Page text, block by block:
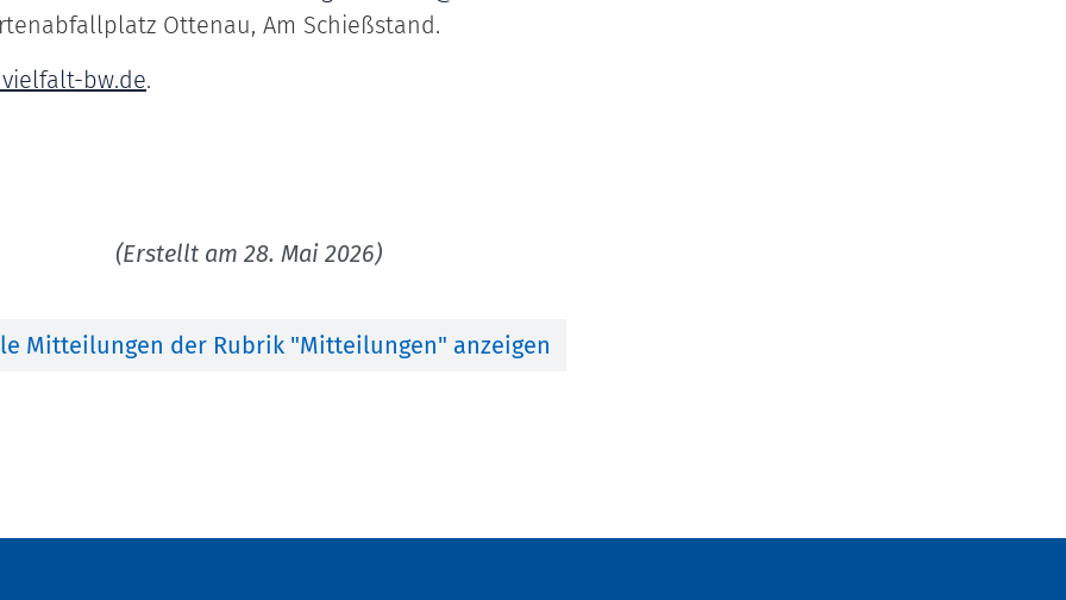
Ottenau, Am Schießstand.
bw.de.
(Erstellt am 28. Mai 2026)
Mitteilungen der Rubrik "Mitteilungen" anzeigen